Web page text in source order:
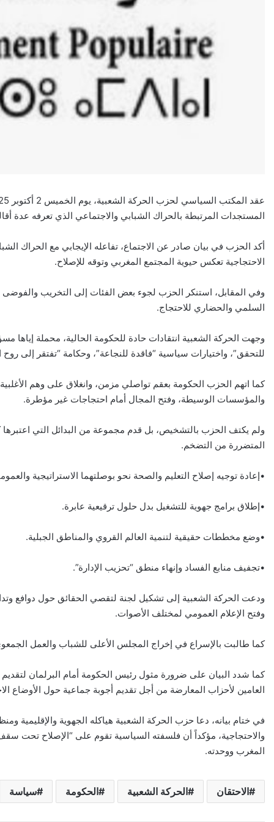
المستجدات المرتبطة بالحراك الشبابي والاجتماعي الذي تعرفه عدة
أكد الحزب في بيان صادر عن الاجتماع، تفاعله الإيجابي مع الحراك
الاحتجاجية تعكس حيوية المجتمع المغربي وتوقه للإصلاح.
وفي المقابل، استنكر الحزب لجوء بعض الفئات إلى التخريب
السلمي والحضاري للاحتجاج.
وجهت الحركة الشعبية انتقادات حادة للحكومة الحالية، محملة إياها
للتحقق”، واختيارات سياسية “فاقدة للنجاعة”، وحكامة “تفتقر إلى روح
كما اتهم الحزب الحكومة بعقم تواصلي مزمن، وانغلاق على وهم
والمؤسسات الوسيطة، وفتح المجال أمام احتجاجات غير مؤطرة.
ولم يكتف الحزب بالتشخيص، بل قدم مجموعة من البدائل التي
المتضررة من التضخم.
•إعادة توجيه إصلاح التعليم والصحة نحو بوصلتهما الاستراتيجية
•إطلاق برامج جهوية للتشغيل بدل حلول ترقيعية عابرة.
•وضع مخططات حقيقية لتنمية العالم القروي والمناطق الجبلية.
•تجفيف منابع الفساد وإنهاء منطق “تحزيب الإدارة”.
ودعت الحركة الشعبية إلى تشكيل لجنة لتقصي الحقائق حول دوافع
وفتح الإعلام العمومي لمختلف الأصوات.
كما طالبت بالإسراع في إخراج المجلس الأعلى للشباب والعمل
كما شدد البيان على ضرورة مثول رئيس الحكومة أمام البرلمان
العامين لأحزاب المعارضة من أجل تقديم أجوبة جماعية حول الأوضاع
في ختام بيانه، دعا حزب الحركة الشعبية هياكله الجهوية والإقليمية
والاحتجاجية، مؤكداً أن فلسفته السياسية تقوم على “الإصلاح تحت
المغرب ووحدته.
الاحتقان الحركة الشعبية الحكومة سياسة